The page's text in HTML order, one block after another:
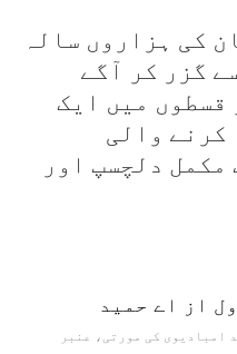
کی ہزاروں سالہ
گزر کر آگے
قسطوں میں ایک
کرنے والی
دلچسپ اور
از اے حمید
امبادیوی کی مورتی، عنبر